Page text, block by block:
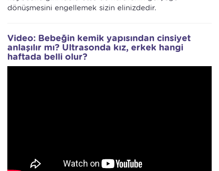
dönüşmesini engellemek sizin elinizdedir.
Video: Bebeğin kemik yapısından cinsiyet
anlaşılır mı? Ultrasonda kız, erkek hangi
haftada belli olur?